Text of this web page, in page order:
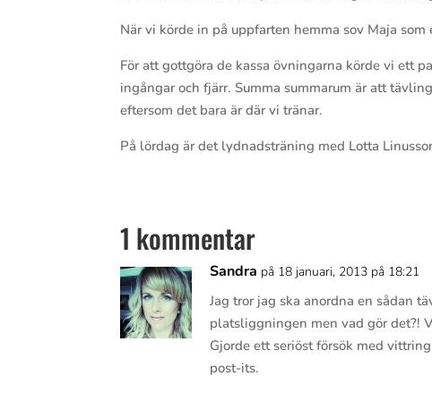
När vi körde in på uppfarten hemma sov Maja
För att gottgöra de kassa övningarna körde vi ett
ingångar och fjärr. Summa summarum är att
eftersom det bara är där vi tränar.
På lördag är det lydnadsträning med Lotta
1 kommentar
Sandra på 18 januari, 2013 på 18:21
Jag tror jag ska anordna en sådan
platsliggningen men vad gör det?!
Gjorde ett seriöst försök med
post-its.